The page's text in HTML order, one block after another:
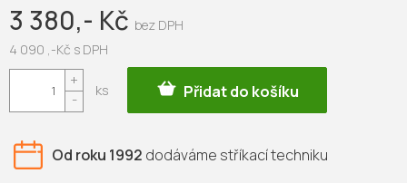
3 380,- Kč
4 090 ,-Kč s DPH
Měrná
Přidat do košíku
Od roku 1992 dodáváme stříkací techniku